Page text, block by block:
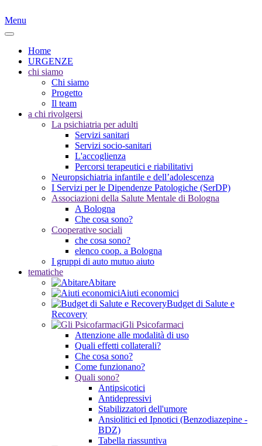
Menu
Home
URGENZE
chi siamo
Chi siamo
Progetto
Il team
a chi rivolgersi
La psichiatria per adulti
Servizi sanitari
Servizi socio-sanitari
L'accoglienza
Percorsi terapeutici e riabilitativi
Neuropsichiatria infantile e dell’adolescenza
I Servizi per le Dipendenze Patologiche (SerDP)
Associazioni della Salute Mentale di Bologna
A Bologna
Che cosa sono?
Cooperative sociali
che cosa sono?
elenco coop. a Bologna
I gruppi di auto mutuo aiuto
tematiche
Abitare
Aiuti economici
Budget di Salute e
Recovery
Gli Psicofarmaci
Attenzione alle modalità di uso
Quali effetti collaterali?
Che cosa sono?
Come funzionano?
Quali sono?
Antipsicotici
Antidepressivi
Stabilizzatori dell'umore
Ansiolitici ed Ipnotici (Benzodiazepine -
BDZ)
Tabella riassuntiva